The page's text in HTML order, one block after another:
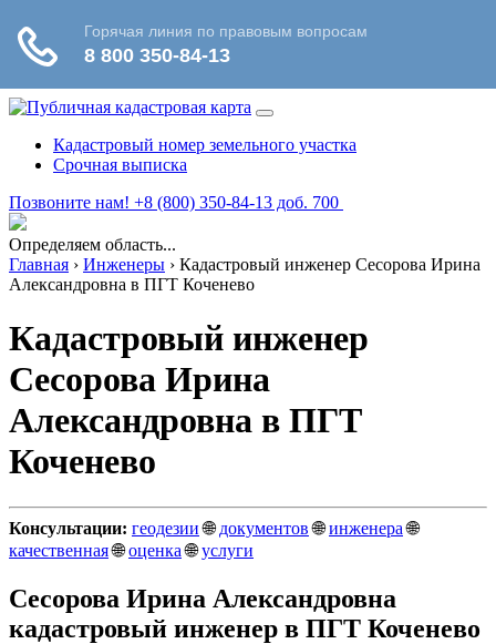
Кадастровый номер земельного участка
Срочная выписка
Позвоните нам! +8 (800) 350-84-13 доб. 700
Определяем область...
Главная › Инженеры › Кадастровый инженер Сесорова Ирина
Александровна в ПГТ Коченево
Кадастровый инженер
Сесорова Ирина
Александровна в ПГТ
Коченево
Консультации: геодезии🌐документов🌐инженера🌐
качественная🌐оценка🌐услуги
Сесорова Ирина Александровна
кадастровый инженер в ПГТ Коченево